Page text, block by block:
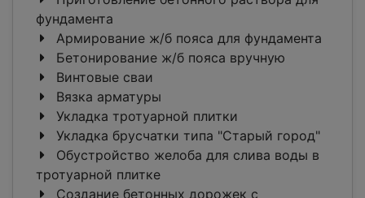
фундамента
Армирование ж/б пояса для фундамента
Бетонирование ж/б пояса вручную
Винтовые сваи
Вязка арматуры
Укладка тротуарной плитки
Укладка брусчатки типа "Старый город"
Обустройство желоба для слива воды в
тротуарной плитке
Создание бетонных дорожек с